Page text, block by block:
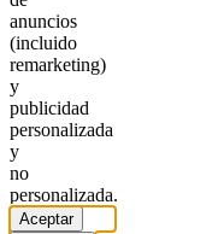
anuncios
(incluido
remarketing)
y
publicidad
personalizada
y
no
personalizada.
Aceptar